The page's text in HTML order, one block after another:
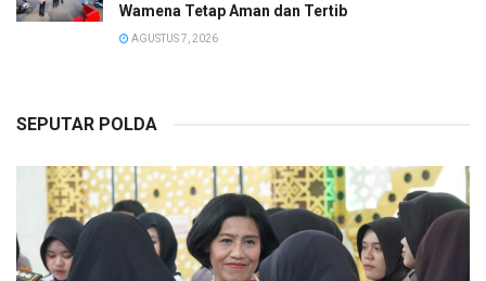
Wamena Tetap Aman dan Tertib
AGUSTUS 7, 2026
SEPUTAR POLDA